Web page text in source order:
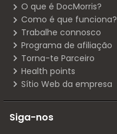
O que é DocMorris?
Como é que funciona?
Trabalhe connosco
Programa de afiliação
Torna-te Parceiro
Health points
Sítio Web da empresa
Siga-nos